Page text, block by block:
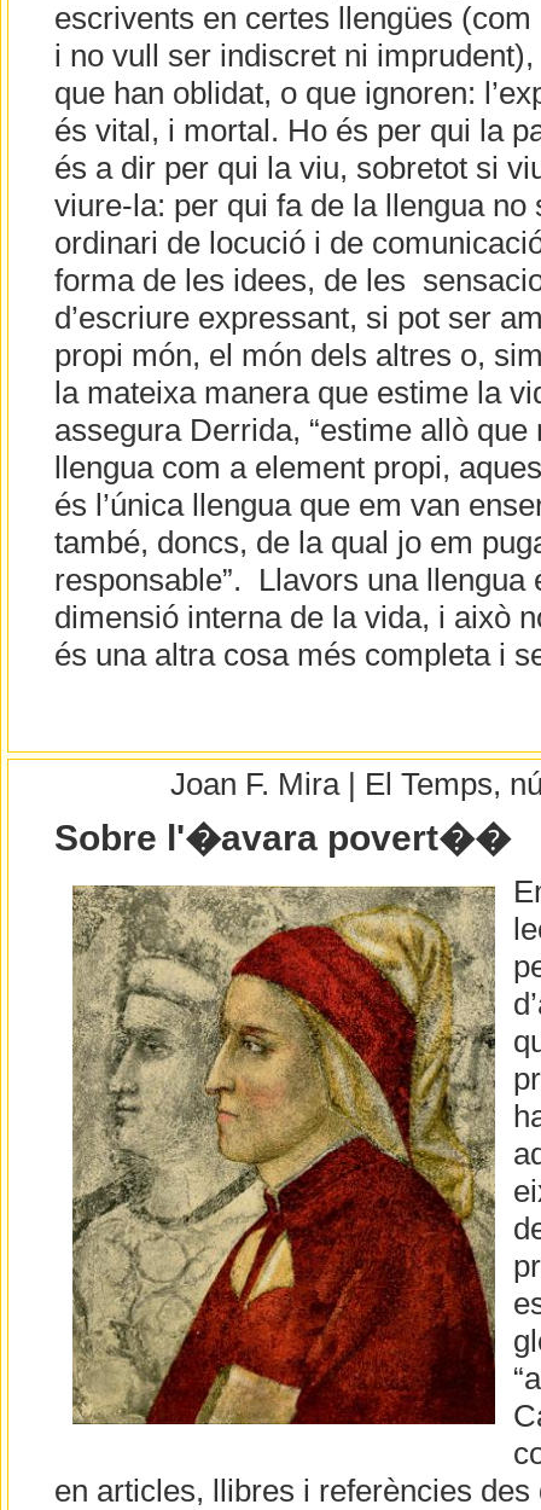
escrivents en certes llengües
i no vull ser indiscret ni
que han oblidat, o que ignoren:
és vital, i mortal. Ho és per qui la
és a dir per qui la viu, sobretot si
viure-la: per qui fa de la llengua no
ordinari de locució i de
forma de les idees, de les
d’escriure expressant, si pot ser
propi món, el món dels altres o,
la mateixa manera que estime la
assegura Derrida, “estime allò que
llengua com a element propi,
és l’única llengua que em van
també, doncs, de la qual jo em
responsable”. Llavors una llengua
dimensió interna de la vida, i això
és una altra cosa més completa i
Joan F. Mira | El Temps,
Sobre l'�avara povert��
en articles, llibres i referències